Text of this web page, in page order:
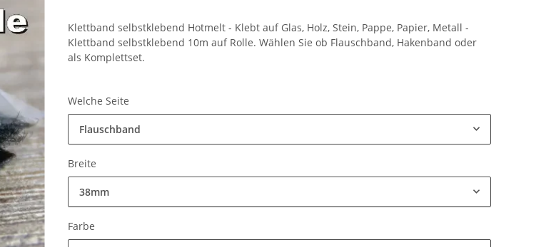
Klettband selbstklebend Hotmelt - Klebt auf Glas, Holz, Stein, Pappe, Papier, Metall -
Klettband selbstklebend 10m auf Rolle. Wählen Sie ob Flauschband, Hakenband oder
als Komplettset.
Welche Seite
Flauschband
Breite
38mm
Farbe